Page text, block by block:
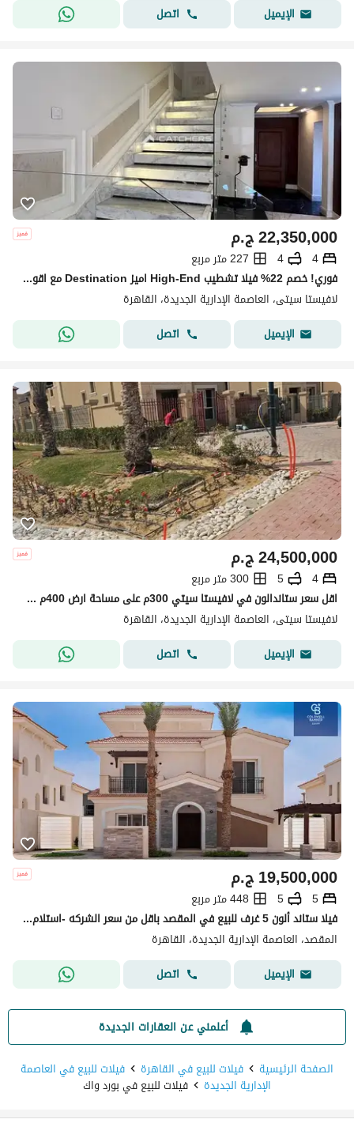
الإيميل
اتصل
ج.م22,350,000
4
4
227 متر مربع
فوري! خصم 22% فيلا تشطيب High-End اميز Destination مع اقوي مطور عقاري لافيستا باقل سعر داخل لافيستا سيتي امام City Gate & Hyde Park & Mivida
لافيستا سيتى، العاصمة الإدارية الجديدة، القاهرة
الإيميل
اتصل
ج.م24,500,000
4
5
300 متر مربع
اقل سعر ستاندالون في لافيستا سيتي 300م على مساحة ارض 400م 4غرف استلام فوري موقع مميز لافيستا سيتي العاصمة الادارية Lavista City New Capital
لافيستا سيتى، العاصمة الإدارية الجديدة، القاهرة
الإيميل
اتصل
ج.م19,500,000
5
5
448 متر مربع
فيلا ستاند ألون 5 غرف للبيع في المقصد باقل من سعر الشركه -استلام فوري- في قلب العاصمة الادارية الجديدة-القاهرة الجديدة
المقصد، العاصمة الإدارية الجديدة، القاهرة
الإيميل
اتصل
أعلمني عن العقارات الجديدة
الصفحة الرئيسية
فيلات للبيع في القاهرة فيلات للبيع في العاصمة
الإدارية الجديدة فيلات للبيع في بورد واك